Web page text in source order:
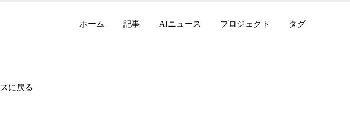
ホーム 記事 AIニュース プロジェクト タグ
に戻る